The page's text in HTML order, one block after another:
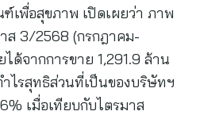
เพื่อสุขภาพ เปิดเผยว่า ภาพ
ส 3/2568 (กรกฎาคม-
ด้จากการขาย 1,291.9 ล้าน
ไรสุทธิส่วนที่เป็นของบริษัทฯ
เมื่อเทียบกับไตรมาส